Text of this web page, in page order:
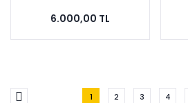
6.000,00 TL
1 2 3 4